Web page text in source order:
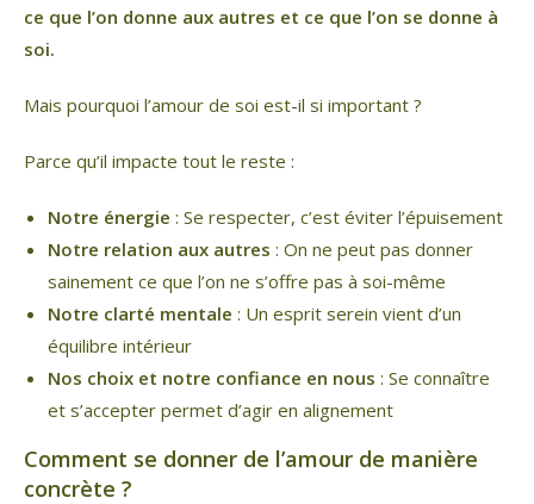
ce que l’on donne aux autres et ce que l’on se donne à
soi.
Mais pourquoi l’amour de soi est-il si important ?
Parce qu’il impacte tout le reste :
Notre énergie : Se respecter, c’est éviter l’épuisement
Notre relation aux autres : On ne peut pas donner
sainement ce que l’on ne s’offre pas à soi-même
Notre clarté mentale : Un esprit serein vient d’un
équilibre intérieur
Nos choix et notre confiance en nous : Se connaître
et s’accepter permet d’agir en alignement
Comment se donner de l’amour de manière
concrète ?